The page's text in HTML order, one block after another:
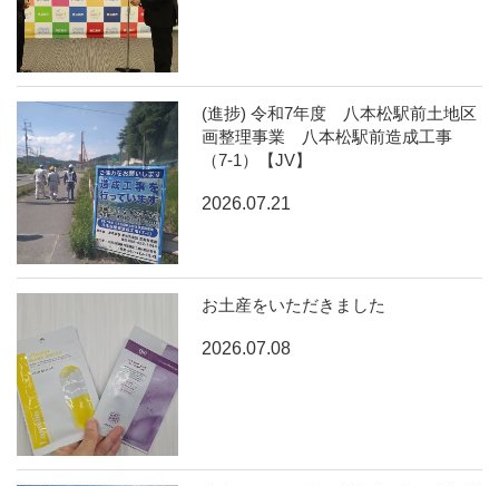
(進捗) 令和7年度 八本松駅前土地区
画整理事業 八本松駅前造成工事
（7-1）【JV】
2026.07.21
お土産をいただきました
2026.07.08